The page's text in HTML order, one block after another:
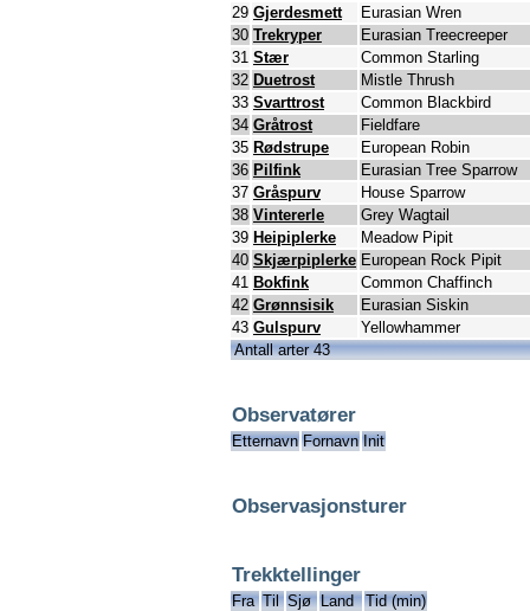
29 Gjerdesmett
Eurasian Wren
30 Trekryper
Eurasian Treecreeper
31 Stær
Common Starling
32 Duetrost
Mistle Thrush
33 Svarttrost
Common Blackbird
34 Gråtrost
Fieldfare
35 Rødstrupe
European Robin
36 Pilfink
Eurasian Tree Sparrow
37 Gråspurv
House Sparrow
38 Vintererle
Grey Wagtail
39 Heipiplerke
Meadow Pipit
40 Skjærpiplerke European Rock Pipit
41 Bokfink
Common Chaffinch
42 Grønnsisik
Eurasian Siskin
43 Gulspurv
Yellowhammer
Antall arter 43
Observatører
Etternavn Fornavn Init
Observasjonsturer
Trekktellinger
Fra Til Sjø Land Tid (min)